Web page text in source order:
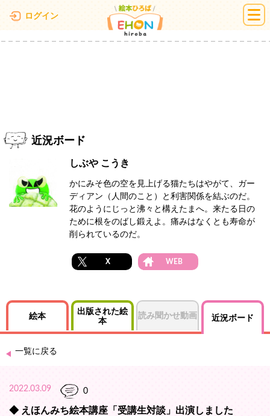
ログイン 絵本ひろば
近況ボード
しぶや こうき
かにみそ色の空を見上げる猫たちはやがて、ガー
ディアン（人間のこと）と利害関係を結ぶのだ。
花のようにじっと沸々と構えたまへ。来たる日の
ために根をのばし鍛えよ。痛みはなくとも寿命が
削られているのだ。
X WEB
絵本
出版された絵
本
読み聞かせ動画 近況ボード
一覧に戻る
2022.03.09 0
◆ えほんみち絵本講座「受講生対談」出演しました